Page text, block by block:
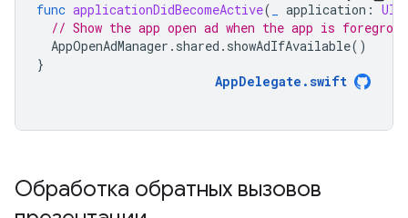
func applicationDidBecomeActive( application :
// Show the app open ad when the app is
AppOpenAdManager . shared . showAdIfAvailable()
}
AppDelegate .swift
Обработка обратных вызовов